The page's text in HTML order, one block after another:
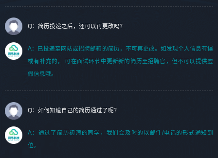
Q：简历投递之后，还可以再更改吗？
A：已投递至网站或招聘邮箱的简历，不可再更改。如发现个人信息有误
或有补充的， 可在面试环节中更新新的简历至招聘官，但不可以提供虚
假信息哦。
Q：如何知道自己的简历通过了呢？
A：通过了简历初筛的同学，我们会及时的以邮件/电话的形式通知到
位。